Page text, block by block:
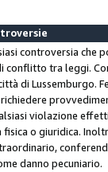
controversia che
conflitto tra leggi.
di Lussemburgo.
violazione
o giuridica.
danno pecuniario.